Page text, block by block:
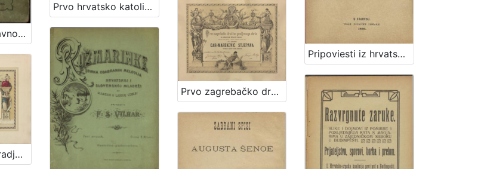
Potočnice : zabavno-poučne pjesme i pripovijetke mladeži našoj / napisao Jos. Ljud. Varjačić
Pripoviesti iz hrvatske poviesti / napisao Vjek. Klaić
Prvo hrvatsko gradjevno i obrtničko društvo za potporu bolesnih i nemoćnih članova
Prvo hrvatsko katoličko pjevačko društvo Branimir
Prvo zagrebačko družtvo gradjevnog obrta za podupiranje bolestnih članova